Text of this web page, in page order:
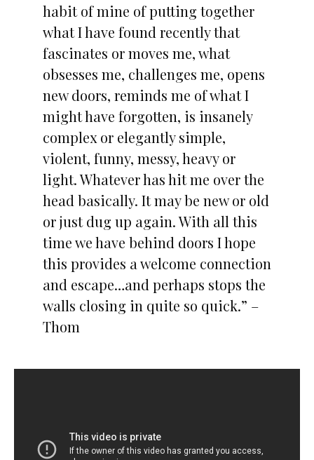
habit of mine of putting together
what I have found recently that
fascinates or moves me, what
obsesses me, challenges me, opens
new doors, reminds me of what I
might have forgotten, is insanely
complex or elegantly simple,
violent, funny, messy, heavy or
light. Whatever has hit me over the
head basically. It may be new or old
or just dug up again. With all this
time we have behind doors I hope
this provides a welcome connection
and escape…and perhaps stops the
walls closing in quite so quick.” –
Thom